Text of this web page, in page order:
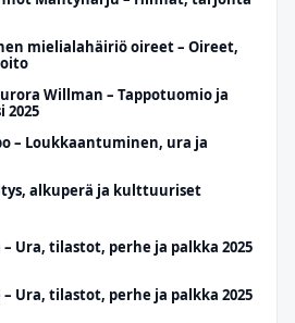
mielialahäiriö oireet – Oireet,
Willman – Tappotuomio ja
2025
– Loukkaantuminen, ura ja
alkuperä ja kulttuuriset
Ura, tilastot, perhe ja palkka 2025
Ura, tilastot, perhe ja palkka 2025